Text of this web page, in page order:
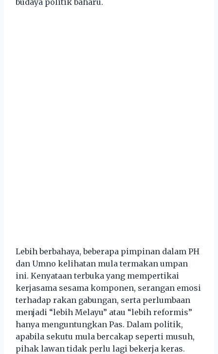
Lebih berbahaya, beberapa pimpinan dalam PH
dan Umno kelihatan mula termakan umpan
ini. Kenyataan terbuka yang mempertikai
kerjasama sesama komponen, serangan emosi
terhadap rakan gabungan, serta perlumbaan
menjadi “lebih Melayu” atau “lebih reformis”
hanya menguntungkan Pas. Dalam politik,
apabila sekutu mula bercakap seperti musuh,
pihak lawan tidak perlu lagi bekerja keras.